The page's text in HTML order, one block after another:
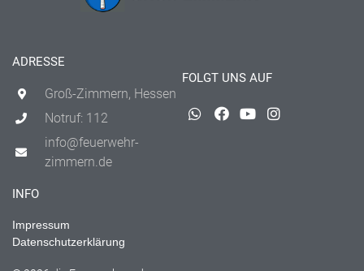
ADRESSE
Groß-Zimmern, Hessen
Notruf: 112
info@feuerwehr-
zimmern.de
FOLGT UNS AUF
INFO
Impressum
Datenschutzerklärung